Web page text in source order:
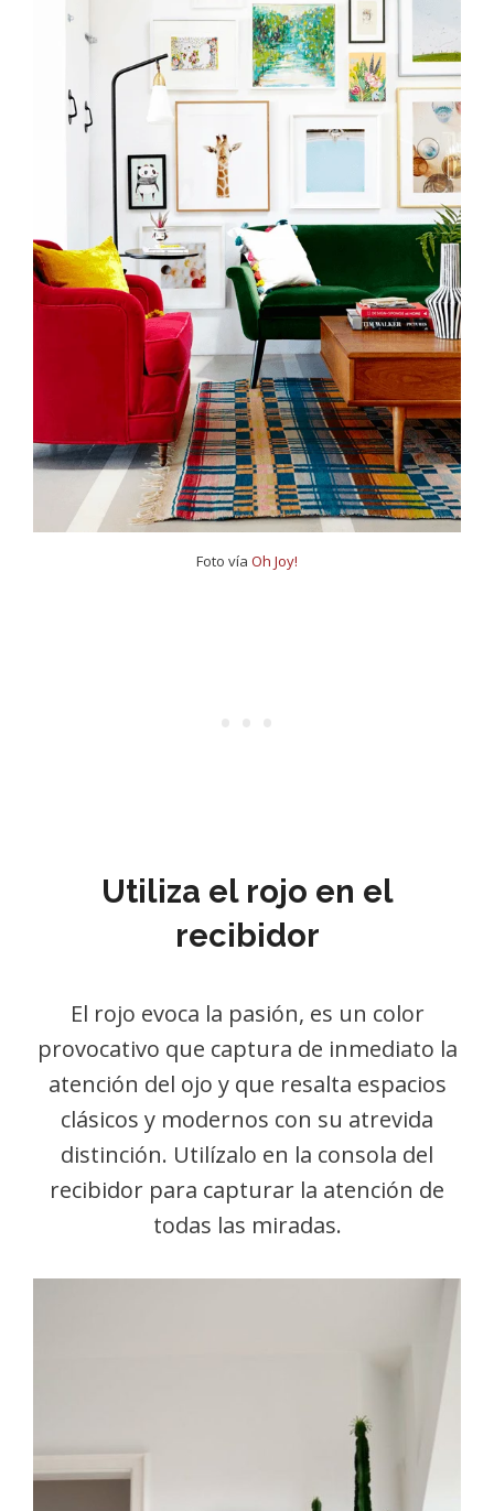
Foto vía Oh Joy!
Utiliza el rojo en el
recibidor
El rojo evoca la pasión, es un color
provocativo que captura de inmediato la
atención del ojo y que resalta espacios
clásicos y modernos con su atrevida
distinción. Utilízalo en la consola del
recibidor para capturar la atención de
todas las miradas.